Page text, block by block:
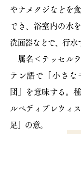
やナメクジなどを
でき、浴室内の水
洗面器などで、行水
属名＜テッセル
テン語で「小さな
団」を意味する。
ルペディブレウィ
足」の意。